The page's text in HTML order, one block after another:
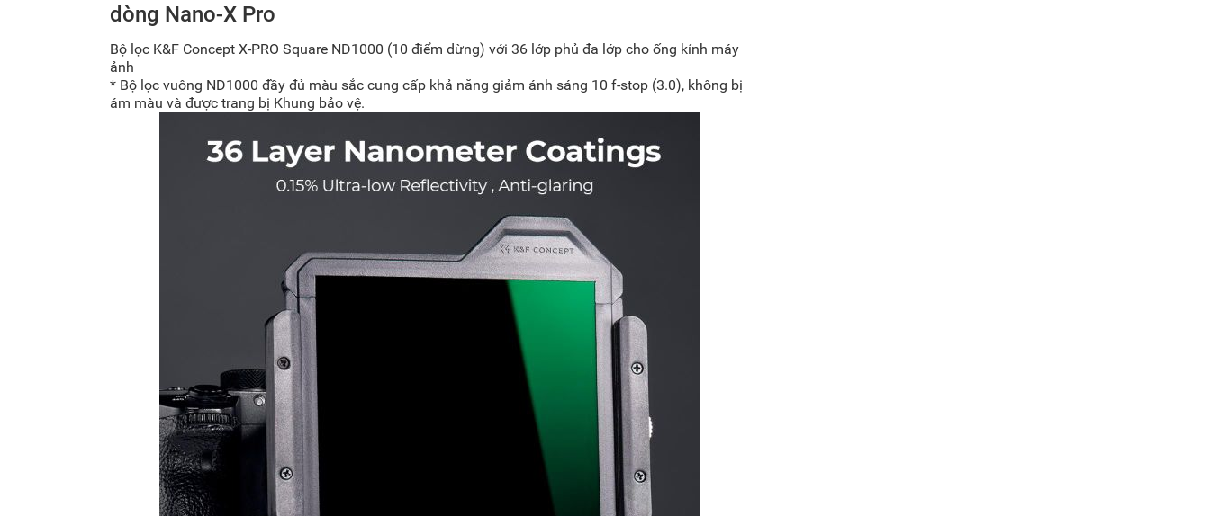
dòng Nano-X Pro
Bộ lọc K&F Concept X-PRO Square ND1000 (10 điểm dừng) với 36 lớp phủ đa lớp cho ống kính máy
ảnh
* Bộ lọc vuông ND1000 đầy đủ màu sắc cung cấp khả năng giảm ánh sáng 10 f-stop (3.0), không bị
ám màu và được trang bị Khung bảo vệ.